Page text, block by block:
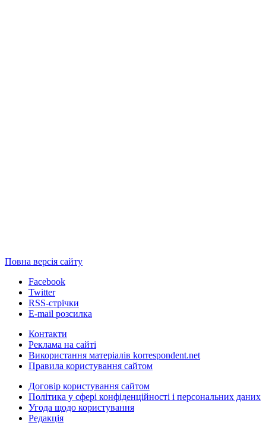
Повна версія сайту
Facebook
Twitter
RSS-стрічки
E-mail розсилка
Контакти
Реклама на сайті
Використання матеріалів korrespondent.net
Правила користування сайтом
Договір користування сайтом
Політика у сфері конфіденційності і персональних даних
Угода щодо користування
Редакція